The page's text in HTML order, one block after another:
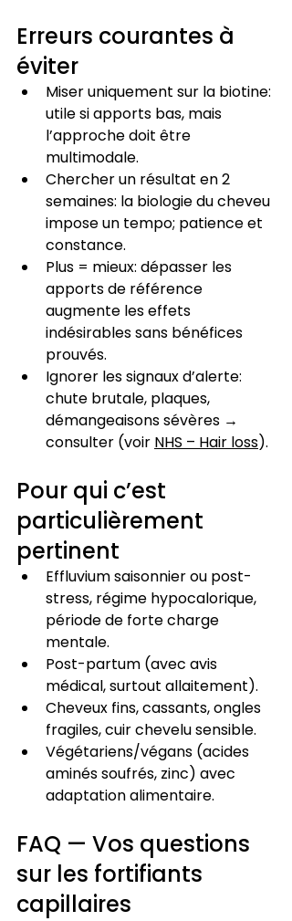
Erreurs courantes à
éviter
Miser uniquement sur la biotine:
utile si apports bas, mais
l’approche doit être
multimodale.
Chercher un résultat en 2
semaines: la biologie du cheveu
impose un tempo; patience et
constance.
Plus = mieux: dépasser les
apports de référence
augmente les effets
indésirables sans bénéfices
prouvés.
Ignorer les signaux d’alerte:
chute brutale, plaques,
démangeaisons sévères →
consulter (voir NHS – Hair loss).
Pour qui c’est
particulièrement
pertinent
Effluvium saisonnier ou post-
stress, régime hypocalorique,
période de forte charge
mentale.
Post-partum (avec avis
médical, surtout allaitement).
Cheveux fins, cassants, ongles
fragiles, cuir chevelu sensible.
Végétariens/végans (acides
aminés soufrés, zinc) avec
adaptation alimentaire.
FAQ — Vos questions
sur les fortifiants
capillaires